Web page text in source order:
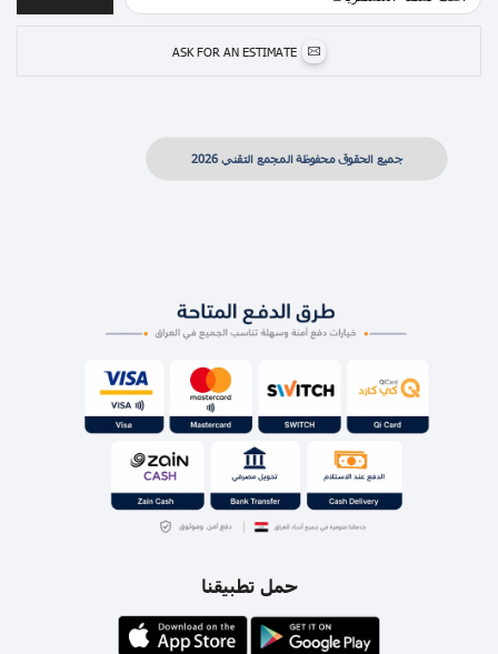
ASK FOR AN ESTIMATE
جميع الحقوق محفوظة المجمع التقني 2026
حمل تطبيقنا